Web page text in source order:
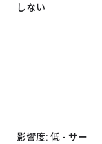
しない
影響度: 低 - サー